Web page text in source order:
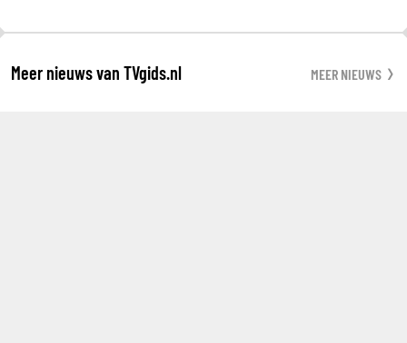
Meer nieuws van TVgids.nl MEER NIEUWS